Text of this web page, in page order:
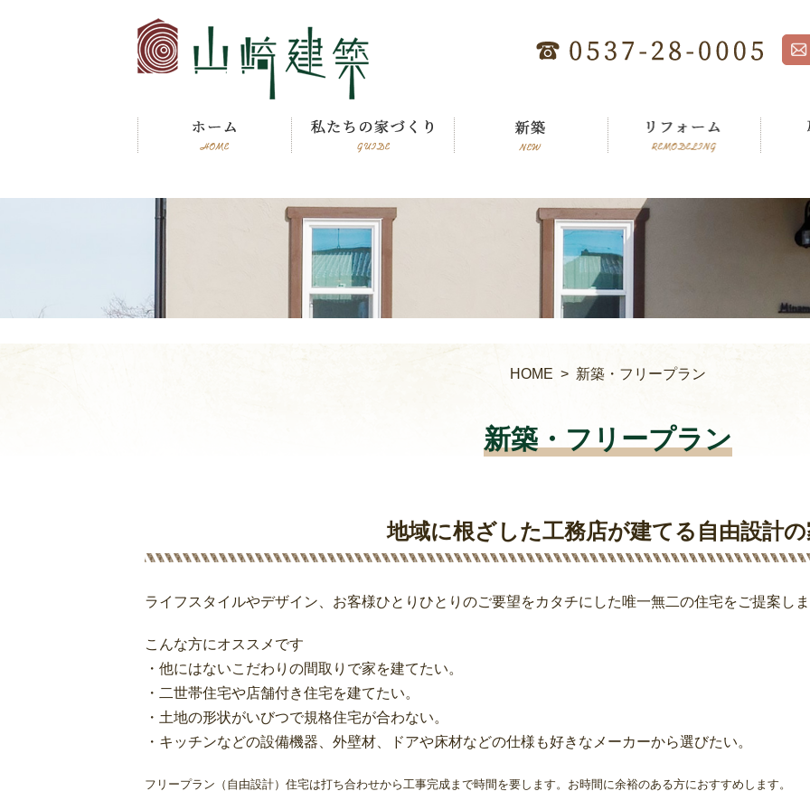
HOME > 新築・フリープラン
新築・フリープラン
地域に根ざした工務店が建てる自由設計
ライフスタイルやデザイン、お客様ひとりひとりのご要望をカタチにした唯一無二の住宅をご提案し
こんな方にオススメです
・他にはないこだわりの間取りで家を建てたい。
・二世帯住宅や店舗付き住宅を建てたい。
・土地の形状がいびつで規格住宅が合わない。
・キッチンなどの設備機器、外壁材、ドアや床材などの仕様も好きなメーカーから選びたい。
フリープラン（自由設計）住宅は打ち合わせから工事完成まで時間を要します。お時間に余裕のある方におすすめします。